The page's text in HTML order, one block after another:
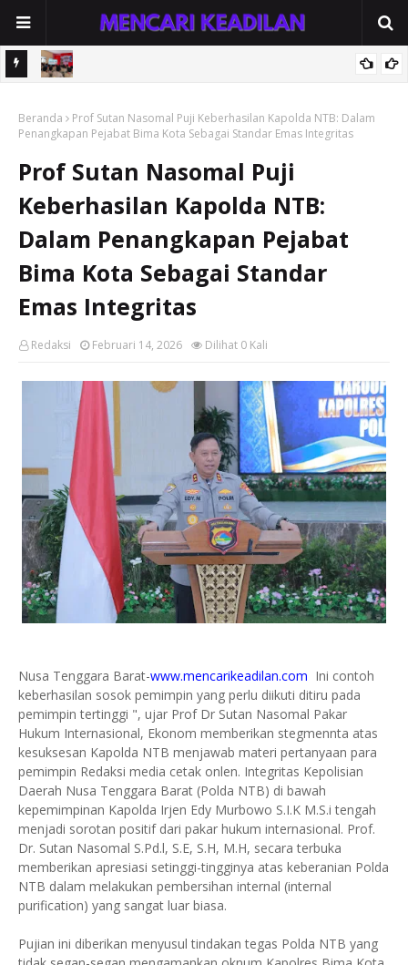
Adiksi, Siswa SMKN 1 Kuala Pembuang Dibekali Keberanian
Melapor
Beranda
Prof Sutan Nasomal Puji Keberhasilan Kapolda NTB: Dalam
Penangkapan Pejabat Bima Kota Sebagai Standar Emas Integritas
Prof Sutan Nasomal Puji
Keberhasilan Kapolda NTB:
Dalam Penangkapan Pejabat
Bima Kota Sebagai Standar
Emas Integritas
Redaksi Dilihat 0 Kali
Februari 14, 2026
Nusa Tenggara Barat-www.mencarikeadilan.com Ini contoh
keberhasilan sosok pemimpin yang perlu diikuti ditiru pada
pemimpin tertinggi ", ujar Prof Dr Sutan Nasomal Pakar
Hukum Internasional, Ekonom memberikan stegmennta atas
kesuksesan Kapolda NTB menjawab materi pertanyaan para
pemimpin Redaksi media cetak onlen. Integritas Kepolisian
Daerah Nusa Tenggara Barat (Polda NTB) di bawah
kepemimpinan Kapolda Irjen Edy Murbowo S.I.K M.S.i tengah
menjadi sorotan positif dari pakar hukum internasional. Prof.
Dr. Sutan Nasomal S.Pd.l, S.E, S.H, M.H, secara terbuka
memberikan apresiasi setinggi-tingginya atas keberanian Polda
NTB dalam melakukan pembersihan internal (internal
purification) yang sangat luar biasa.
Pujian ini diberikan menyusul tindakan tegas Polda NTB yang